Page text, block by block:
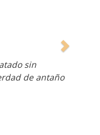
sin
de antaño